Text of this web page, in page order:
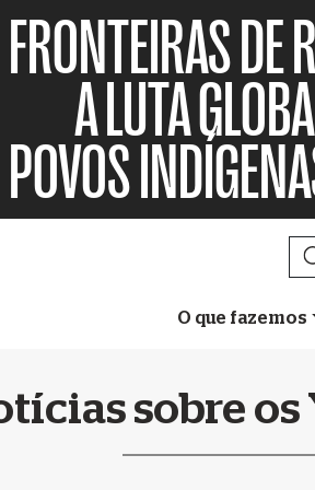
FRONTEIRAS DE
A LUTA
POVOS
O que fazemos
sobre